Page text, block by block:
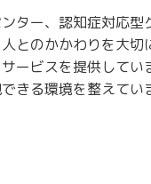
ター、認知症対応
とのかかわりを大
ービスを提供して
きる環境を整えて